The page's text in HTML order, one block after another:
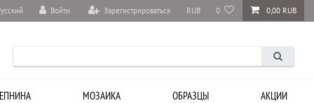
Войти Зарегистрироваться RUB 0 0,00 RUB
МОЗАИКА ОБРАЗЦЫ АКЦИИ